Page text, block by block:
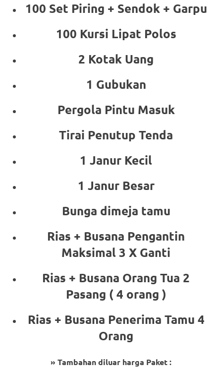
100 Set Piring + Sendok + Garpu
100 Kursi Lipat Polos
2 Kotak Uang
1 Gubukan
Pergola Pintu Masuk
Tirai Penutup Tenda
1 Janur Kecil
1 Janur Besar
Bunga dimeja tamu
Rias + Busana Pengantin
Maksimal 3 X Ganti
Rias + Busana Orang Tua 2
Pasang ( 4 orang )
Rias + Busana Penerima Tamu 4
Orang
» Tambahan diluar harga Paket :